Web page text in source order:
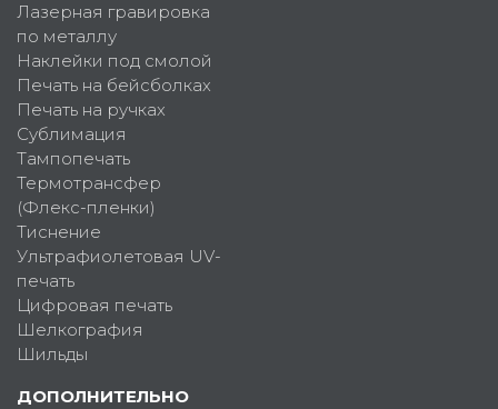
Лазерная гравировка
по металлу
Наклейки под смолой
Печать на бейсболках
Печать на ручках
Сублимация
Тампопечать
Термотрансфер
(Флекс-пленки)
Тиснение
Ультрафиолетовая UV-
печать
Цифровая печать
Шелкография
Шильды
ДОПОЛНИТЕЛЬНО